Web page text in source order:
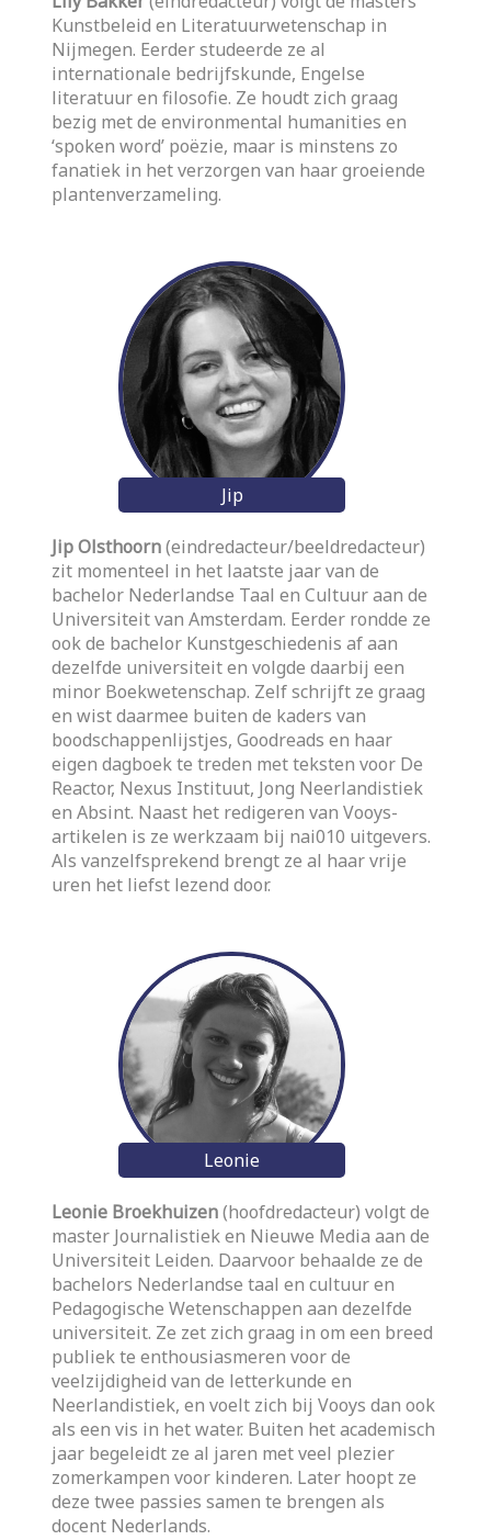
Kunstbeleid en Literatuurwetenschap in
Nijmegen. Eerder studeerde ze al
internationale bedrijfskunde, Engelse
literatuur en filosofie. Ze houdt zich graag
bezig met de environmental humanities en
‘spoken word’ poëzie, maar is minstens zo
fanatiek in het verzorgen van haar groeiende
plantenverzameling.
Jip
Jip Olsthoorn(eindredacteur/beeldredacteur)
zit momenteel in het laatste jaar van de
bachelor Nederlandse Taal en Cultuur aan de
Universiteit van Amsterdam. Eerder rondde ze
ook de bachelor Kunstgeschiedenis af aan
dezelfde universiteit en volgde daarbij een
minor Boekwetenschap. Zelf schrijft ze graag
en wist daarmee buiten de kaders van
boodschappenlijstjes, Goodreads en haar
eigen dagboek te treden met teksten voor De
Reactor, Nexus Instituut, Jong Neerlandistiek
en Absint. Naast het redigeren van Vooys-
artikelen is ze werkzaam bij nai010 uitgevers.
Als vanzelfsprekend brengt ze al haar vrije
uren het liefst lezend door.
Leonie
Leonie Broekhuizen(hoofdredacteur) volgt de
master Journalistiek en Nieuwe Media aan de
Universiteit Leiden. Daarvoor behaalde ze de
bachelors Nederlandse taal en cultuur en
Pedagogische Wetenschappen aan dezelfde
universiteit. Ze zet zich graag in om een breed
publiek te enthousiasmeren voor de
veelzijdigheid van de letterkunde en
Neerlandistiek, en voelt zich bij Vooys dan ook
als een vis in het water. Buiten het academisch
jaar begeleidt ze al jaren met veel plezier
zomerkampen voor kinderen. Later hoopt ze
deze twee passies samen te brengen als
docent Nederlands.